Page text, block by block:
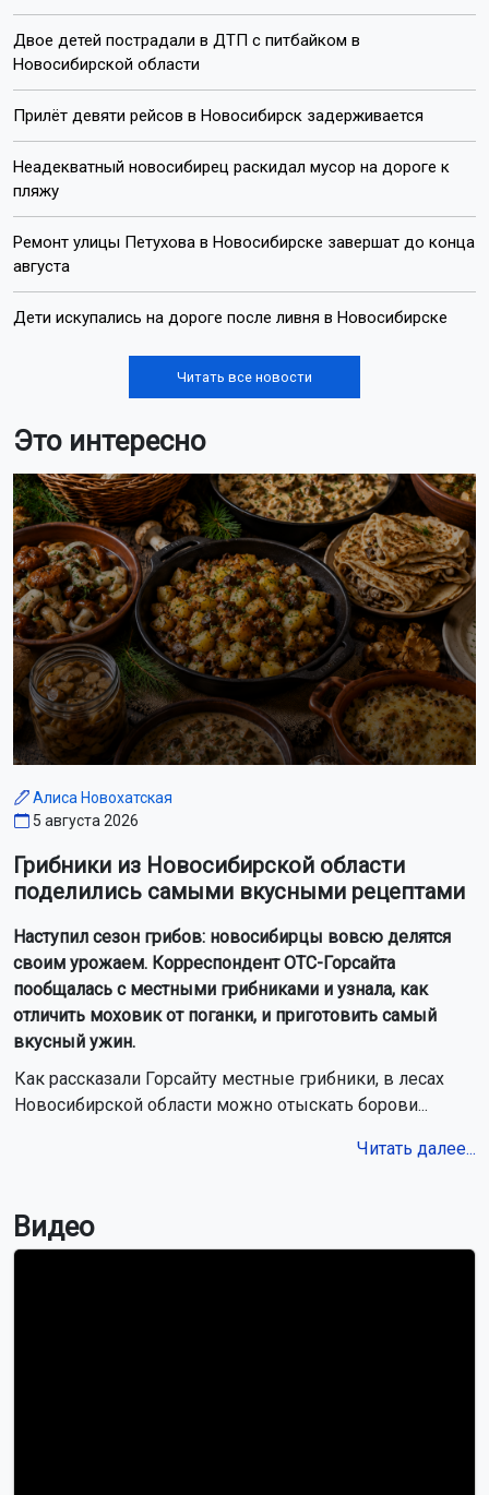
Двое детей пострадали в ДТП с питбайком в
Новосибирской области
Прилёт девяти рейсов в Новосибирск задерживается
Неадекватный новосибирец раскидал мусор на дороге к
пляжу
Ремонт улицы Петухова в Новосибирске завершат до конца
августа
Дети искупались на дороге после ливня в Новосибирске
Читать все новости
Это интересно
Алиса Новохатская
5 августа 2026
Грибники из Новосибирской области
поделились самыми вкусными рецептами
Наступил сезон грибов: новосибирцы вовсю делятся
своим урожаем. Корреспондент ОТС-Горсайта
пообщалась с местными грибниками и узнала, как
отличить моховик от поганки, и приготовить самый
вкусный ужин.
Как рассказали Горсайту местные грибники, в лесах
Новосибирской области можно отыскать борови...
Читать далее...
Видео